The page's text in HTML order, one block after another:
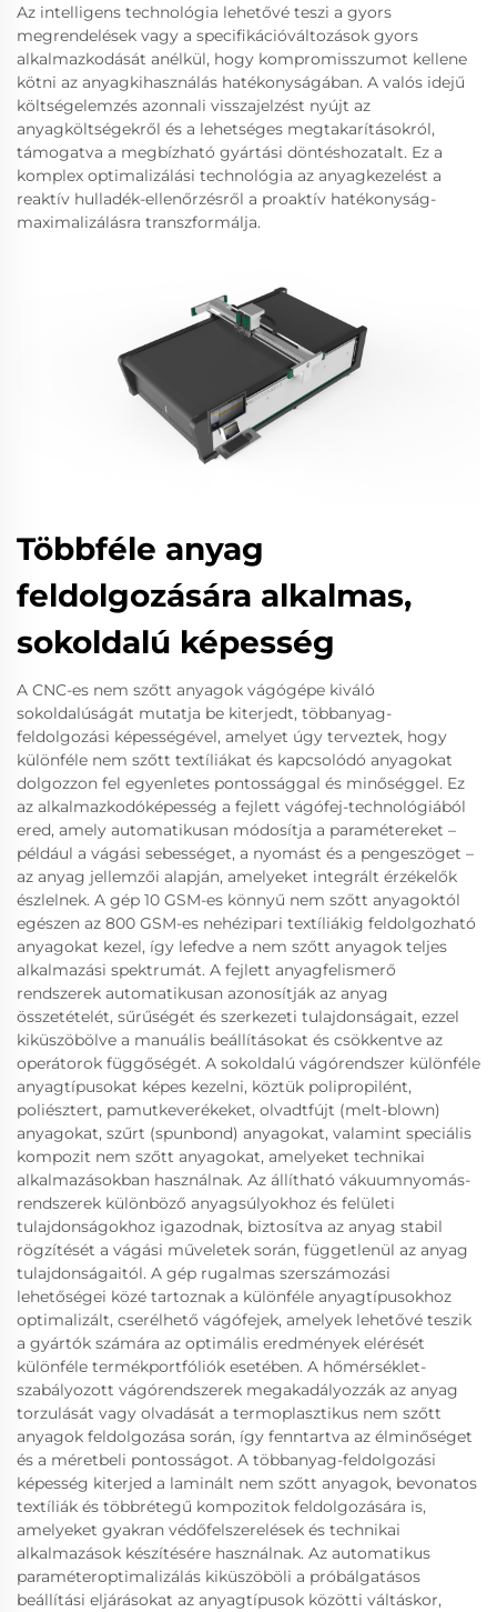
Az intelligens technológia lehetővé teszi a gyors
megrendelések vagy a specifikációváltozások gyors
alkalmazkodását anélkül, hogy kompromisszumot kellene
kötni az anyagkihasználás hatékonyságában. A valós idejű
költségelemzés azonnali visszajelzést nyújt az
anyagköltségekről és a lehetséges megtakarításokról,
támogatva a megbízható gyártási döntéshozatalt. Ez a
komplex optimalizálási technológia az anyagkezelést a
reaktív hulladék-ellenőrzésről a proaktív hatékonyság-
maximalizálásra transzformálja.
Többféle anyag
feldolgozására alkalmas,
sokoldalú képesség
A CNC-es nem szőtt anyagok vágógépe kiváló
sokoldalúságát mutatja be kiterjedt, többanyag-
feldolgozási képességével, amelyet úgy terveztek, hogy
különféle nem szőtt textíliákat és kapcsolódó anyagokat
dolgozzon fel egyenletes pontossággal és minőséggel. Ez
az alkalmazkodóképesség a fejlett vágófej-technológiából
ered, amely automatikusan módosítja a paramétereket –
például a vágási sebességet, a nyomást és a pengeszöget –
az anyag jellemzői alapján, amelyeket integrált érzékelők
észlelnek. A gép 10 GSM-es könnyű nem szőtt anyagoktól
egészen az 800 GSM-es nehézipari textíliákig feldolgozható
anyagokat kezel, így lefedve a nem szőtt anyagok teljes
alkalmazási spektrumát. A fejlett anyagfelismerő
rendszerek automatikusan azonosítják az anyag
összetételét, sűrűségét és szerkezeti tulajdonságait, ezzel
kiküszöbölve a manuális beállításokat és csökkentve az
operátorok függőségét. A sokoldalú vágórendszer különféle
anyagtípusokat képes kezelni, köztük polipropilént,
poliésztert, pamutkeverékeket, olvadtfújt (melt-blown)
anyagokat, szűrt (spunbond) anyagokat, valamint speciális
kompozit nem szőtt anyagokat, amelyeket technikai
alkalmazásokban használnak. Az állítható vákuumnyomás-
rendszerek különböző anyagsúlyokhoz és felületi
tulajdonságokhoz igazodnak, biztosítva az anyag stabil
rögzítését a vágási műveletek során, függetlenül az anyag
tulajdonságaitól. A gép rugalmas szerszámozási
lehetőségei közé tartoznak a különféle anyagtípusokhoz
optimalizált, cserélhető vágófejek, amelyek lehetővé teszik
a gyártók számára az optimális eredmények elérését
különféle termékportfóliók esetében. A hőmérséklet-
szabályozott vágórendszerek megakadályozzák az anyag
torzulását vagy olvadását a termoplasztikus nem szőtt
anyagok feldolgozása során, így fenntartva az élminőséget
és a méretbeli pontosságot. A többanyag-feldolgozási
képesség kiterjed a laminált nem szőtt anyagok, bevonatos
textíliák és többrétegű kompozitok feldolgozására is,
amelyeket gyakran védőfelszerelések és technikai
alkalmazások készítésére használnak. Az automatikus
paraméteroptimalizálás kiküszöböli a próbálgatásos
beállítási eljárásokat az anyagtípusok közötti váltáskor,